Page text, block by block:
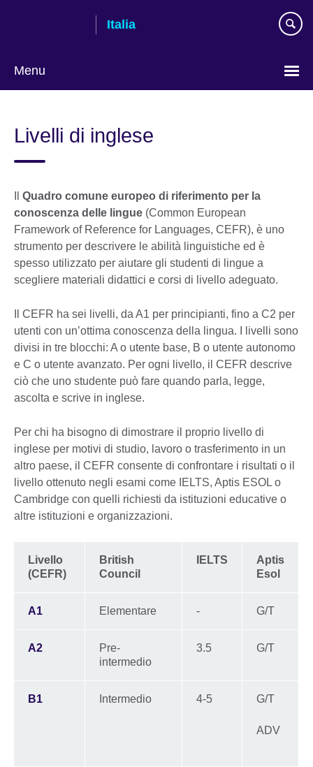
Italia
Menu
Livelli di inglese
Quadro comune europeo di riferimento per la
conoscenza delle lingue (Common European
Framework of Reference for Languages, CEFR), è uno
strumento per descrivere le abilità linguistiche ed è
spesso utilizzato per aiutare gli studenti di lingue a
scegliere materiali didattici e corsi di livello adeguato.
Il CEFR ha sei livelli, da A1 per principianti, fino a C2 per
utenti con un’ottima conoscenza della lingua. I livelli sono
divisi in tre blocchi: A o utente base, B o utente autonomo
e C o utente avanzato. Per ogni livello, il CEFR descrive
ciò che uno studente può fare quando parla, legge,
ascolta e scrive in inglese.
Per chi ha bisogno di dimostrare il proprio livello di
inglese per motivi di studio, lavoro o trasferimento in un
altro paese, il CEFR consente di confrontare i risultati o il
livello ottenuto negli esami come IELTS, Aptis ESOL o
Cambridge con quelli richiesti da istituzioni educative o
altre istituzioni e organizzazioni.
Livello
(CEFR)
British
Council
IELTS
Aptis
Esol
A1 Elementare - G/T
A2
Pre-
intermedio
3.5 G/T
B1 Intermedio 4-5 G/T
ADV